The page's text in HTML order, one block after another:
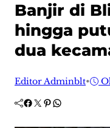
Banjir di
hingga
dua
Editor Adminblt•
Facebook Twitter Pinterest WhatsApp